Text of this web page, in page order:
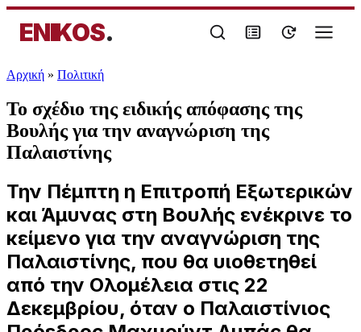
ENIKOS.
Αρχική » Πολιτική
Το σχέδιο της ειδικής απόφασης της
Βουλής για την αναγνώριση της
Παλαιστίνης
Την Πέμπτη η Επιτροπή Εξωτερικών
και Άμυνας στη Βουλής ενέκρινε το
κείμενο για την αναγνώριση της
Παλαιστίνης, που θα υιοθετηθεί
από την Ολομέλεια στις 22
Δεκεμβρίου, όταν ο Παλαιστίνιος